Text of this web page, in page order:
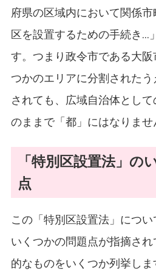
府県の区域内において関係
区を設置するための手続き…
す。つまり政令市である大阪
つかのエリアに分割された
されても、広域自治体とし
のままで「都」にはなりませ
「特別区設置法」の
点
この「特別区設置法」につ
いくつかの問題点が指摘さ
的なものをいくつか列挙しま